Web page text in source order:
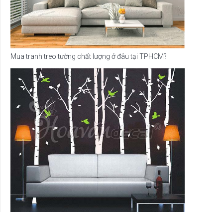
Mua tranh treo tường chất lượng ở đâu tại TPHCM?